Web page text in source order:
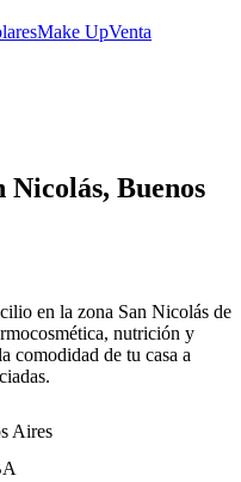
Make UpVenta
Nicolás, Buenos
en la zona San Nicolás de
nutrición y
comodidad de tu casa a
Aires